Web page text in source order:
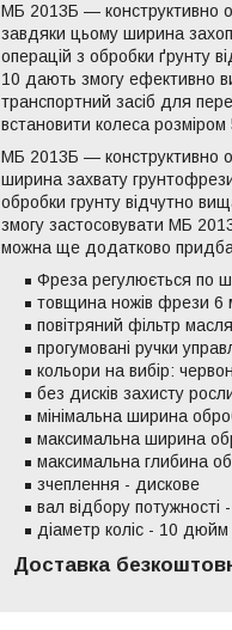
МБ 2013Б — конструктивно
завдяки цьому ширина
операцій з обробки ґрунту
10 дають змогу ефективно
транспортний засіб для
встановити колеса
МБ 2013Б — конструктивно
ширина захвату
обробки грунту відчутно
змогу застосовувати МБ
можна ще додатково
Фреза регулюється по
товщина ножів фрези 6
повітряний фільтр
прогумовані ручки
кольори на вибір:
без дисків захисту
мінімальна ширина
максимальна ширина
максимальна глибина
зчеплення - дискове
вал відбору потужності
діаметр коліс - 10 дюйм
Доставка